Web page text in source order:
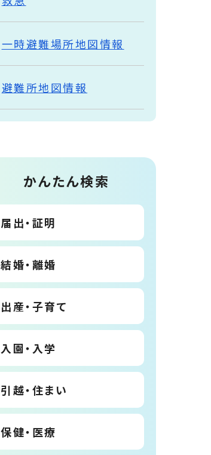
一時避難場所地図情報
避難所地図情報
かんたん検索
届出・証明
結婚・離婚
出産・子育て
入園・入学
引越・住まい
保健・医療